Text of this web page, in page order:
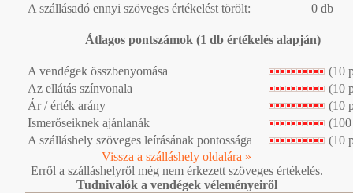
A szállásadó ennyi szöveges értékelést törölt:
0 db
Átlagos pontszámok (1 db értékelés alapján)
A vendégek összbenyomása
(10
Az ellátás színvonala
(10
Ár / érték arány
(10
Ismerőseiknek ajánlanák
A szálláshely szöveges leírásának pontossága
(10
Vissza a szálláshely oldalára »
Erről a szálláshelyről még nem érkezett szöveges értékelés.
Tudnivalók a vendégek véleményeiről